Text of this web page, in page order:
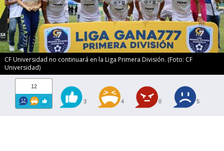
CF Universidad no continuará en la Liga Primera División. (Foto: CF
Universidad)
12
3 4 0 5